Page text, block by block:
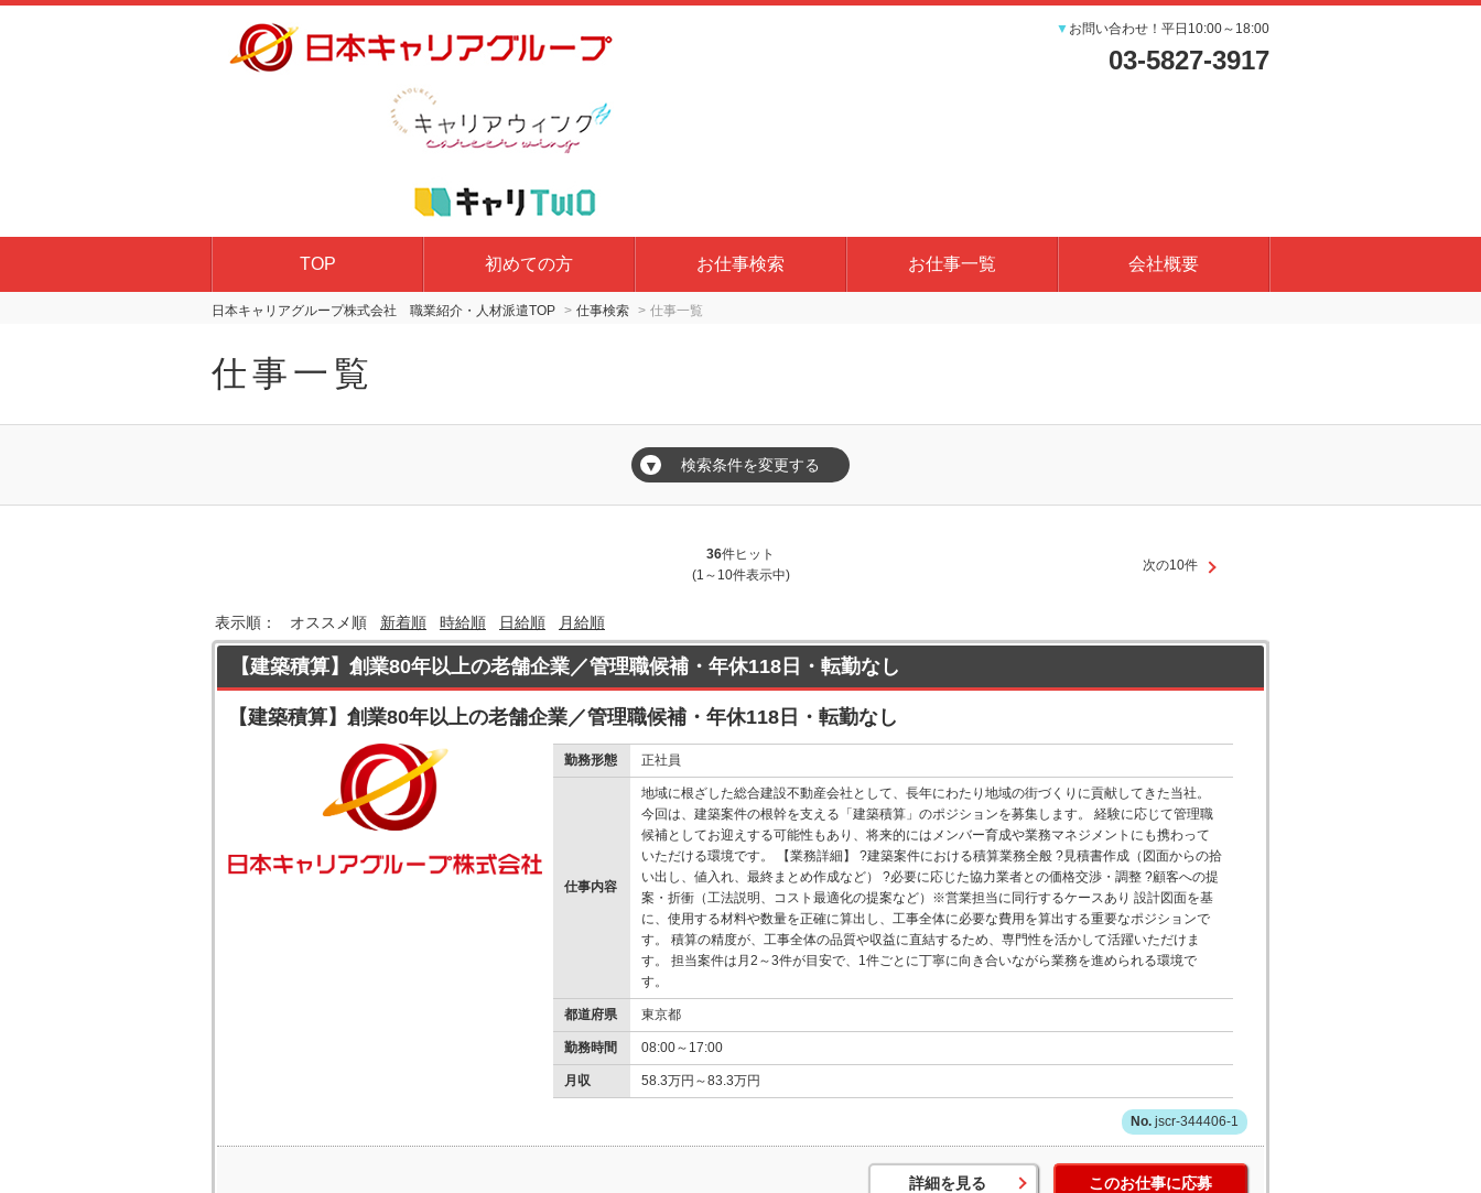
▼ お問い合わせ！平日10:00～18:00
03-5827-3917
TOP 初めての方 お仕事検索 お仕事一覧 会社概要
日本キャリアグループ株式会社 職業紹介・人材派遣TOP 仕事検索 仕事一覧
仕事一覧
▼ 検索条件を変更する
36件ヒット
(1～10件表示中)
次の10件
表示順： オススメ順 新着順 時給順 日給順 月給順
【建築積算】創業80年以上の老舗企業／管理職候補・年休118日・転勤なし
【建築積算】創業80年以上の老舗企業／管理職候補・年休118日・転勤なし
勤務形態 正社員
仕事内容
地域に根ざした総合建設不動産会社として、長年にわたり地域の街づくりに貢献してきた当社。
今回は、建築案件の根幹を支える「建築積算」のポジションを募集します。 経験に応じて管理職
候補としてお迎えする可能性もあり、将来的にはメンバー育成や業務マネジメントにも携わって
いただける環境です。 【業務詳細】 ?建築案件における積算業務全般 ?見積書作成（図面からの拾
い出し、値入れ、最終まとめ作成など） ?必要に応じた協力業者との価格交渉・調整 ?顧客への提
案・折衝（工法説明、コスト最適化の提案など）※営業担当に同行するケースあり 設計図面を基
に、使用する材料や数量を正確に算出し、工事全体に必要な費用を算出する重要なポジションで
す。 積算の精度が、工事全体の品質や収益に直結するため、専門性を活かして活躍いただけま
す。 担当案件は月2～3件が目安で、1件ごとに丁寧に向き合いながら業務を進められる環境で
す。
都道府県 東京都
勤務時間 08:00～17:00
月収 58.3万円～83.3万円
jscr-344406-1
詳細を見る このお仕事に応募